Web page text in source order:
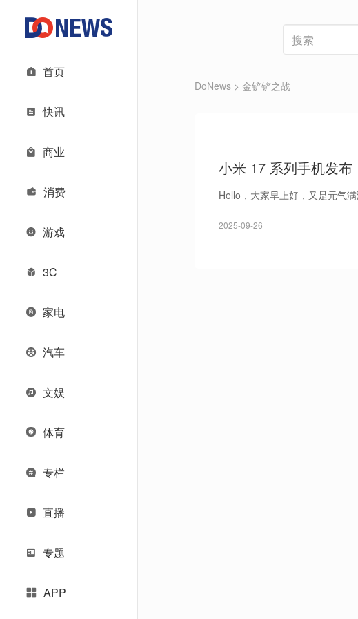
首页
快讯
商业
消费
游戏
3C
家电
汽车
文娱
体育
专栏
直播
专题
APP
DoNews > 金铲铲之战
小米 17 系列手机发
第二代秦 PLUS 进取
Hello，大家早上好，又是元气
2025-09-26